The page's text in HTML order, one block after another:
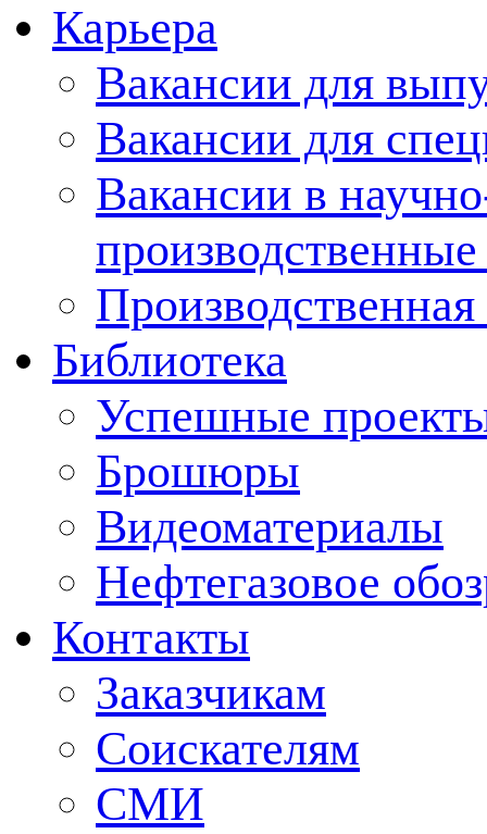
Карьера
Вакансии для
Вакансии для
Вакансии в
Производственная
Библиотека
Успешные
Брошюры
Видеоматериалы
Нефтегазовое
Контакты
Заказчикам
Соискателям
СМИ